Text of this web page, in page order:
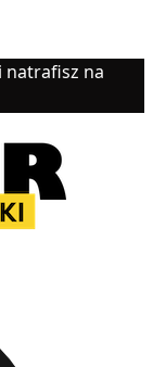
natrafisz na